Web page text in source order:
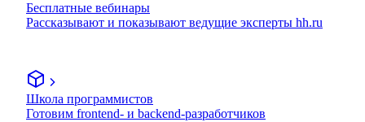
Бесплатные вебинары
Рассказывают и показывают ведущие эксперты hh.ru
Школа программистов
Готовим frontend- и backend-разработчиков